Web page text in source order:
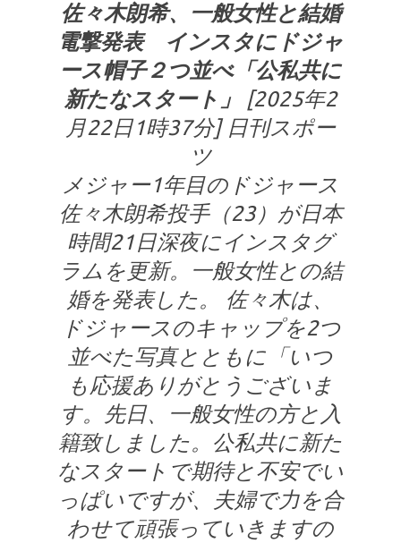
佐々木朗希、一般女性と結婚
電撃発表 インスタにドジャ
ース帽子２つ並べ「公私共に
新たなスタート」
[2025年2
月22日1時37分] 日刊スポー
ツ
メジャー1年目のドジャース
佐々木朗希投手（23）が日本
時間21日深夜にインスタグ
ラムを更新。一般女性との結
婚を発表した。 佐々木は、
ドジャースのキャップを2つ
並べた写真とともに「いつ
も応援ありがとうございま
す。先日、一般女性の方と入
籍致しました。公私共に新た
なスタートで期待と不安でい
っぱいですが、夫婦で力を合
わせて頑張っていきますの